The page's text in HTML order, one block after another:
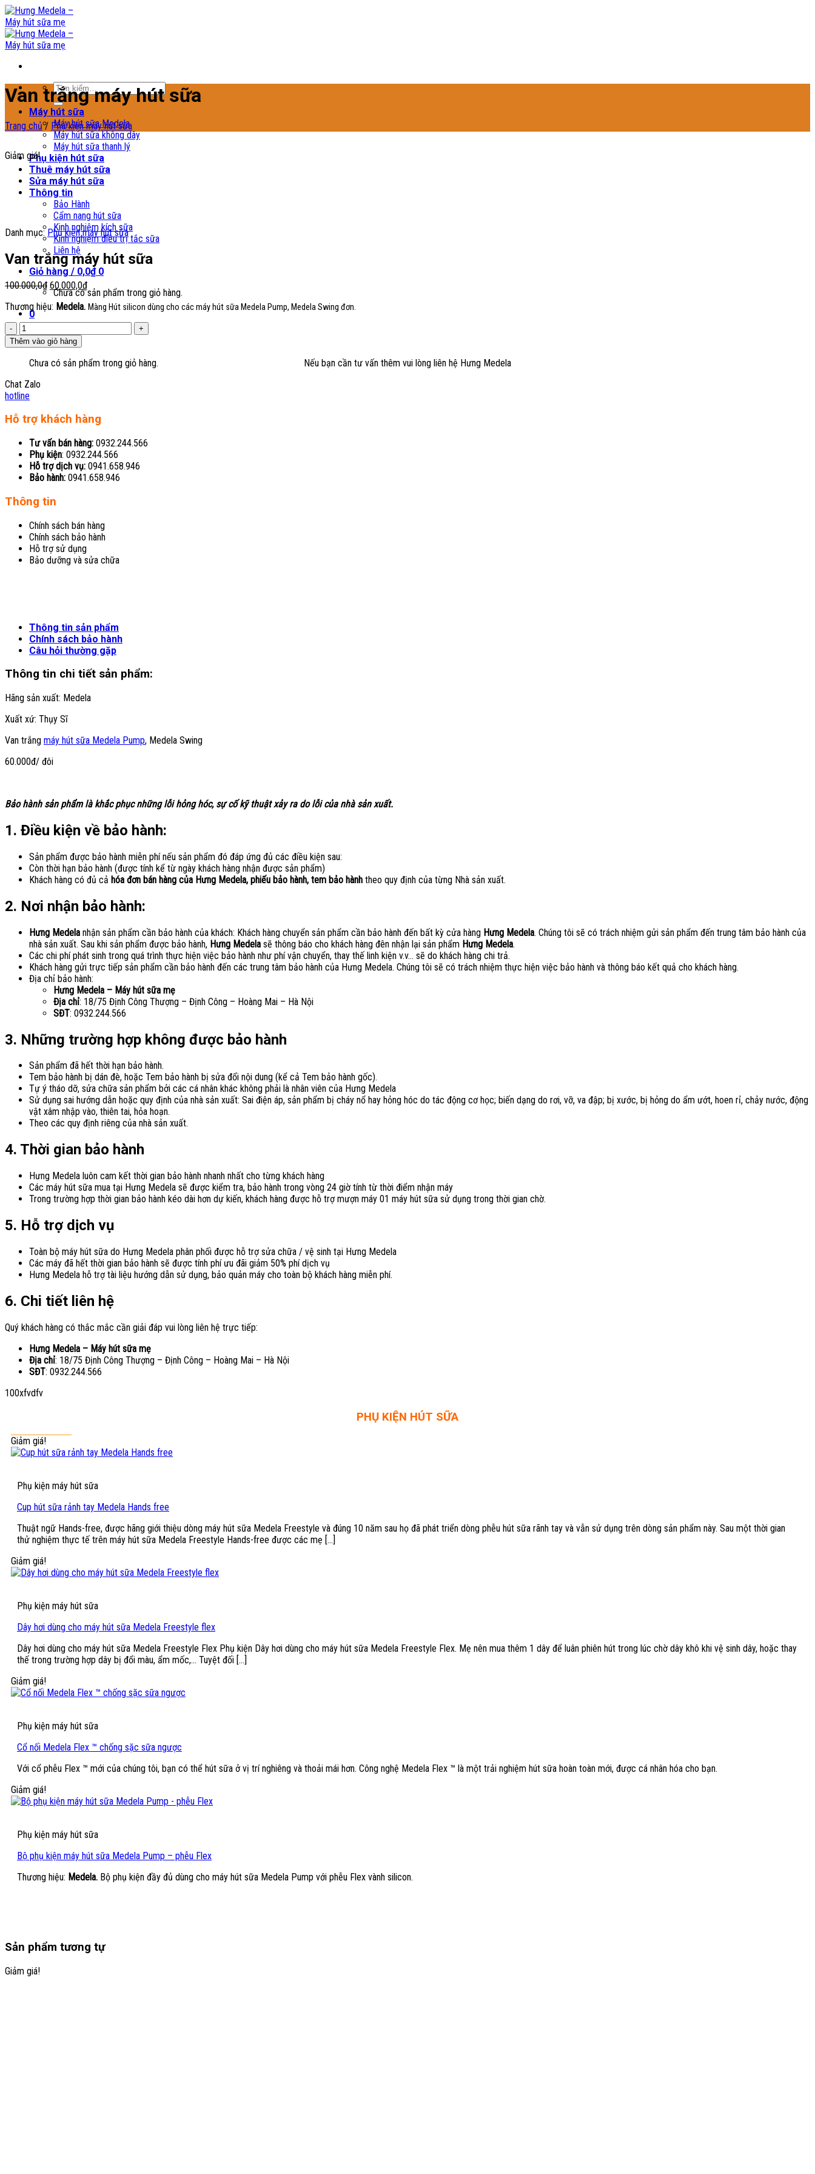
Skip
to
content
Tìm
kiếm:
Máy hút sữa
Máy hút sữa Medela
Máy hút sữa không dây
Máy hút sữa thanh lý
Phụ kiện hút sữa
Thuê máy hút sữa
Sửa máy hút sữa
Thông tin
Bảo Hành
Cẩm nang hút sữa
Kinh nghiệm kích sữa
Kinh nghiệm điều trị tắc sữa
Liên hệ
Giỏ hàng / 0,0₫ 0
Chưa có sản phẩm trong giỏ hàng.
0
Giỏ hàng
Chưa có sản phẩm trong giỏ hàng.
Van trắng máy hút sữa
Trang chủ / Phụ kiện máy hút sữa
Giảm giá!
Danh mục:Phụ kiện máy hút sữa
Van trắng máy hút sữa
100.000,0₫ Giá
gốc
là:
60.000,0₫Giá
hiện
tại
Thương hiệu: Medela. Màng Hút silicon dùng cho các máy hút sữa Medela Pump, Medela Swing đơn.
Van
trắng
máy
hút
số
lượng
Thêm vào giỏ hàng
Nếu bạn cần tư vấn thêm vui lòng liên hệ Hưng Medela
Chat Zalo
hotline
Hỗ trợ khách hàng
Tư vấn bán hàng: 0932.244.566
Phụ kiện: 0932.244.566
Hỗ trợ dịch vụ: 0941.658.946
Bảo hành: 0941.658.946
Thông tin
Chính sách bán hàng
Chính sách bảo hành
Hỗ trợ sử dụng
Bảo dưỡng và sửa chữa
Thông tin sản phẩm
Chính sách bảo hành
Câu hỏi thường gặp
Thông tin chi tiết sản phẩm:
Hãng sản xuất: Medela
Xuất xứ: Thụy Sĩ
Van trắng máy hút sữa Medela Pump, Medela Swing
60.000đ/ đôi
Bảo hành sản phẩm là khắc phục những lỗi hỏng hóc, sự cố kỹ thuật xảy ra do lỗi của nhà sản xuất.
1. Điều kiện về bảo hành:
Sản phẩm được bảo hành miễn phí nếu sản phẩm đó đáp ứng đủ các điều kiện sau:
Còn thời hạn bảo hành (được tính kể từ ngày khách hàng nhận được sản phẩm)
Khách hàng có đủ cả hóa đơn bán hàng của Hưng Medela, phiếu bảo hành, tem bảo hành theo quy định của từng Nhà sản xuất.
2. Nơi nhận bảo hành:
Hưng Medela nhận sản phẩm cần bảo hành của khách: Khách hàng chuyển sản phẩm cần bảo hành đến bất kỳ cửa hàng Hưng Medela. Chúng tôi sẽ có trách nhiệm gửi sản phẩm đến trung tâm bảo hành của
nhà sản xuất. Sau khi sản phẩm được bảo hành, Hưng Medela sẽ thông báo cho khách hàng đên nhận lại sản phẩm Hưng Medela.
Các chi phí phát sinh trong quá trình thực hiện việc bảo hành như phí vận chuyển, thay thế linh kiện v.v… sẽ do khách hàng chi trả.
Khách hàng gửi trực tiếp sản phẩm cần bảo hành đến các trung tâm bảo hành của Hưng Medela. Chúng tôi sẽ có trách nhiệm thực hiện việc bảo hành và thông báo kết quả cho khách hàng.
Địa chỉ bảo hành:
Hưng Medela – Máy hút sữa mẹ
Địa chỉ: 18/75 Định Công Thượng – Định Công – Hoàng Mai – Hà Nội
SĐT: 0932.244.566
3. Những trường hợp không được bảo hành
Sản phẩm đã hết thời hạn bảo hành.
Tem bảo hành bị dán đè, hoặc Tem bảo hành bị sửa đổi nội dung (kể cả Tem bảo hành gốc).
Tự ý tháo dỡ, sửa chữa sản phẩm bởi các cá nhân khác không phải là nhân viên của Hưng Medela
Sử dụng sai hướng dẫn hoặc quy định của nhà sản xuất: Sai điện áp, sản phẩm bị cháy nổ hay hỏng hóc do tác động cơ học; biến dạng do rơi, vỡ, va đập; bị xước, bị hỏng do ẩm ướt, hoen rỉ, chảy nước, động
vật xâm nhập vào, thiên tai, hỏa hoạn.
Theo các quy định riêng của nhà sản xuất.
4. Thời gian bảo hành
Hưng Medela luôn cam kết thời gian bảo hành nhanh nhất cho từng khách hàng
Các máy hút sữa mua tại Hưng Medela sẽ được kiểm tra, bảo hành trong vòng 24 giờ tính từ thời điểm nhận máy
Trong trường hợp thời gian bảo hành kéo dài hơn dự kiến, khách hàng được hỗ trợ mượn máy 01 máy hút sữa sử dụng trong thời gian chờ.
5. Hỗ trợ dịch vụ
Toàn bộ máy hút sữa do Hưng Medela phân phối được hỗ trợ sửa chữa / vệ sinh tại Hưng Medela
Các máy đã hết thời gian bảo hành sẽ được tính phí ưu đãi giảm 50% phí dịch vụ
Hưng Medela hỗ trợ tài liệu hướng dẫn sử dụng, bảo quản máy cho toàn bộ khách hàng miễn phí.
6. Chi tiết liên hệ
Quý khách hàng có thắc mắc cần giải đáp vui lòng liên hệ trực tiếp:
Hưng Medela – Máy hút sữa mẹ
Địa chỉ: 18/75 Định Công Thượng – Định Công – Hoàng Mai – Hà Nội
SĐT: 0932.244.566
100xfvdfv
PHỤ KIỆN HÚT SỮA
Giảm giá!
Phụ kiện máy hút sữa
Cup hút sữa rảnh tay Medela Hands free
Thuật ngữ Hands-free, được hãng giới thiệu dòng máy hút sữa Medela Freestyle và đúng 10 năm sau họ đã phát triển dòng phễu hút sữa rãnh tay và vẫn sử dụng trên dòng sản phẩm này. Sau một thời gian
thử nghiệm thực tế trên máy hút sữa Medela Freestyle Hands-free được các mẹ [...]
Giảm giá!
Phụ kiện máy hút sữa
Dây hơi dùng cho máy hút sữa Medela Freestyle flex
Dây hơi dùng cho máy hút sữa Medela Freestyle Flex Phụ kiện Dây hơi dùng cho máy hút sữa Medela Freestyle Flex. Mẹ nên mua thêm 1 dây để luân phiên hút trong lúc chờ dây khô khi vệ sinh dây, hoặc thay
thế trong trường hợp dây bị đổi màu, ẩm mốc,… Tuyệt đối [...]
Giảm giá!
Phụ kiện máy hút sữa
Cổ nối Medela Flex ™ chống sặc sữa ngược
Với cổ phễu Flex ™ mới của chúng tôi, bạn có thể hút sữa ở vị trí nghiêng và thoải mái hơn. Công nghệ Medela Flex ™ là một trải nghiệm hút sữa hoàn toàn mới, được cá nhân hóa cho bạn.
Giảm giá!
Phụ kiện máy hút sữa
Bộ phụ kiện máy hút sữa Medela Pump – phễu Flex
Thương hiệu: Medela. Bộ phụ kiện đầy đủ dùng cho máy hút sữa Medela Pump với phễu Flex vành silicon.
Sản phẩm tương tự
Giảm giá!